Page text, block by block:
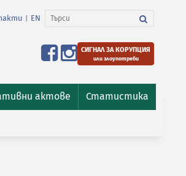
EN
СИГНАЛ ЗА КОРУПЦИЯ
или злоупотреби
актове Статистика